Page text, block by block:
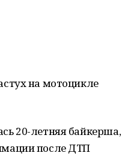
на мотоцикле
20-летняя байкерша,
после ДТП